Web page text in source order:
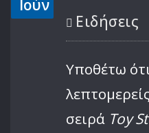
Ιούν
Ειδήσεις
Υποθέτω
σειρά Toy